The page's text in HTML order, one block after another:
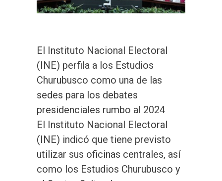
El Instituto Nacional Electoral
(INE) perfila a los Estudios
Churubusco como una de las
sedes para los debates
presidenciales rumbo al 2024
El Instituto Nacional Electoral
(INE) indicó que tiene previsto
utilizar sus oficinas centrales, así
como los Estudios Churubusco y